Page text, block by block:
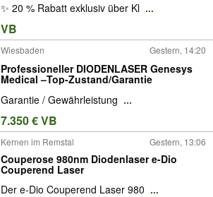
✨ 20 % Rabatt exklusiv über Kl ...
VB
Wiesbaden Gestern, 14:20
Professioneller DIODENLASER Genesys
Medical –Top-Zustand/Garantie
Garantie / Gewährleistung ...
7.350 € VB
Kernen im Remstal Gestern, 13:06
Couperose 980nm Diodenlaser e-Dio
Couperend Laser
Der e-Dio Couperend Laser 980 ...